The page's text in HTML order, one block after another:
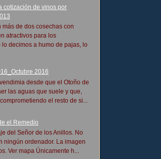
cotización de vinos por
más de dos cosechas con
atractivos para los
lo decimos a humo de pajas, lo
2016
desde que el Otoño de
las aguas que suele y que,
el resto de si...
el Remedio
del Señor de los Anillos. No
ningún ordenador. La imagen
Ver mapa Únicamente h...